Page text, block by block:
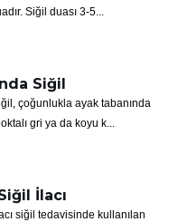
Siğil duası 3-5...
Siğil
çoğunlukla ayak tabanında
gri ya da koyu k...
İlacı
siğil tedavisinde kullanılan